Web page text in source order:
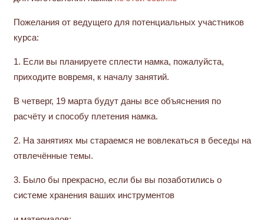
Пожелания от ведущего для потенциальных участников
курса:
1. Если вы планируете сплести намка, пожалуйста,
приходите вовремя, к началу занятий.
В четверг, 19 марта будут даны все объяснения по
расчёту и способу плетения намка.
2. На занятиях мы стараемся не вовлекаться в беседы на
отвлечённые темы.
3. Было бы прекрасно, если бы вы позаботились о
системе хранения ваших инструментов